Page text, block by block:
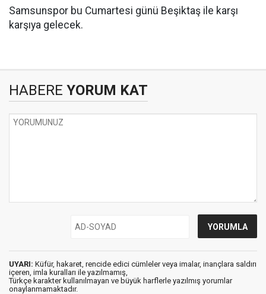
Samsunspor bu Cumartesi günü Beşiktaş ile karşı
karşıya gelecek.
HABERE YORUM KAT
UYARI: Küfür, hakaret, rencide edici cümleler veya imalar, inançlara saldırı
içeren, imla kuralları ile yazılmamış,
Türkçe karakter kullanılmayan ve büyük harflerle yazılmış yorumlar
onaylanmamaktadır.